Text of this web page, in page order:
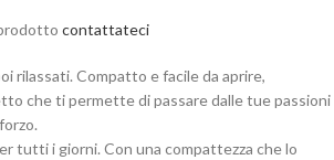
contattateci
rilassati. Compatto e facile da aprire,
che ti permette di passare dalle tue passioni
tutti i giorni. Con una compattezza che lo